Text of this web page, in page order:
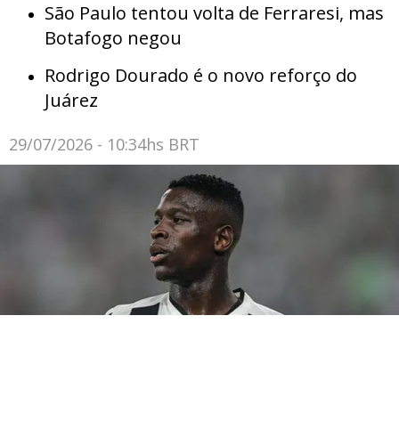
São Paulo tentou volta de Ferraresi, mas
Botafogo negou
Rodrigo Dourado é o novo reforço do
Juárez
29/07/2026 - 10:34hs BRT